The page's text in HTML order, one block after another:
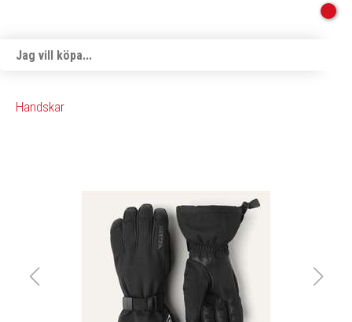
Handskar